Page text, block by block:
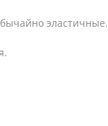
эластичные.